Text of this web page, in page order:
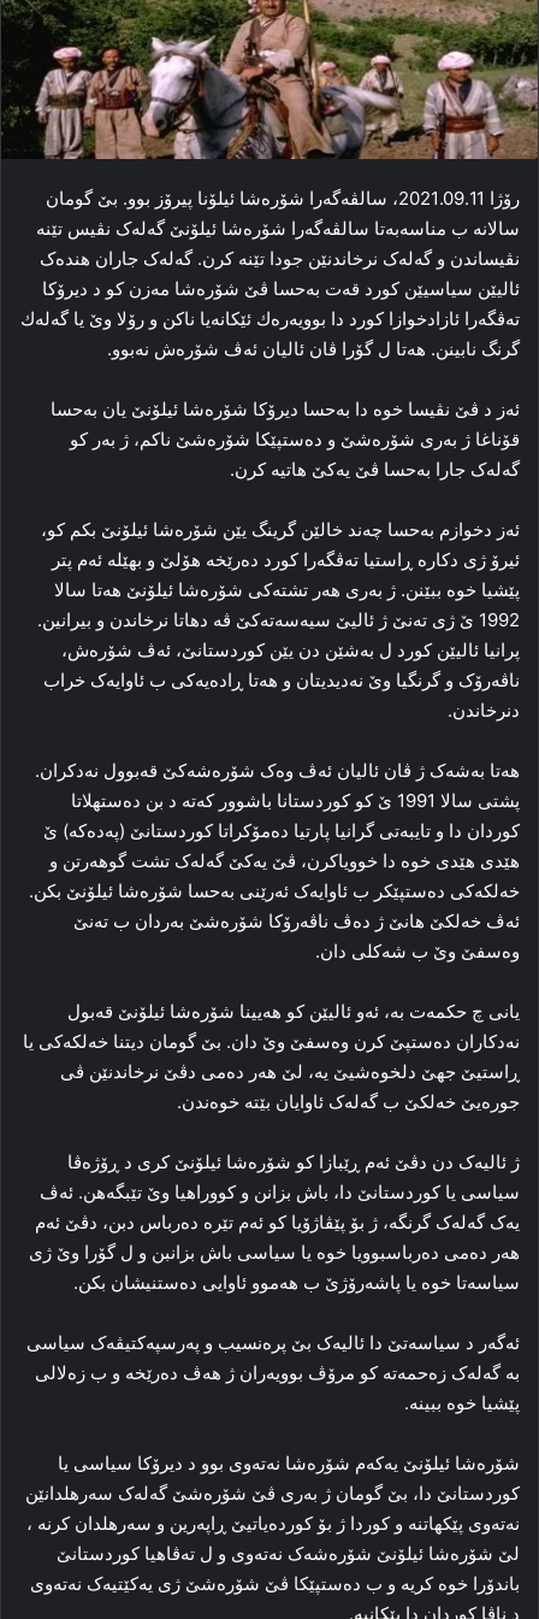
رۆژا 2021.09.11، سالڤه‌گه‌را شۆره‌شا ئیلۆنا پیرۆز بوو. بێ گومان
سالانه‌ ب مناسه‌به‌تا سالڤه‌گه‌را شۆره‌شا ئیلۆنێ گه‌له‌ک نڤیس تێنه‌
نڤیساندن و گه‌له‌ک نرخاندنێن جودا تێنه‌ کرن. گه‌له‌ک جاران هنده‌ک
ئالیێن سیاسیێن کورد قه‌ت به‌حسا ڤێ شۆره‌شا مەزن کو د دیرۆکا
ته‌ڤگه‌را ئازادخوازا کورد دا بوویەرەك ئێكانەیا ناكن و رۆلا وێ یا گەلەك
گرنگ نابینن. هه‌تا ل گۆرا ڤان ئالیان ئه‌ڤ شۆره‌ش نه‌بوو.
ئه‌ز د ڤێ نڤیسا خوه‌ دا به‌حسا دیرۆکا شۆره‌شا ئیلۆنێ یان به‌حسا
قۆناغا ژ به‌ری شۆره‌شێ و ده‌ستپێکا شۆره‌شێ ناکم، ژ به‌ر کو
گه‌له‌ک جارا به‌حسا ڤێ یه‌کێ هاتیه‌ کرن.
ئه‌ز دخوازم به‌حسا چه‌ند خالێن گرینگ یێن شۆره‌شا ئیلۆنێ بکم کو،
ئیرۆ ژی دکاره‌ ڕاستیا ته‌ڤگه‌را کورد ده‌رێخه‌ هۆلێ و بهێله‌ ئه‌م پتر
پێشیا خوه‌ ببێنن. ژ به‌ری هه‌ر تشته‌کی شۆره‌شا ئیلۆنێ هه‌تا سالا
1992 ێ ژی ته‌نێ ژ ئالیێ سیه‌سه‌ته‌کێ ڤه‌ دهاتا نرخاندن و بیرانین.
پرانیا ئالیێن کورد ل به‌شێن دن یێن کوردستانێ، ئه‌ڤ شۆره‌ش،
ناڤه‌رۆک و گرنگیا وێ نه‌دیدیتان و هه‌تا ڕاده‌یه‌کی ب ئاوایه‌ک خراب
دنرخاندن.
هه‌تا به‌شه‌ک ژ ڤان ئالیان ئه‌ڤ وه‌ک شۆره‌شه‌کێ قه‌بوول نه‌دکران.
پشتی سالا 1991 ێ کو کوردستانا باشوور که‌ته‌ د بن ده‌ستهلاتا
کوردان دا و تایبه‌تی گرانیا پارتیا دەمۆكراتا كوردستانێ (پەدەکە) ێ
هێدی هێدی خوه‌ دا خوویاکرن، ڤێ یه‌کێ گه‌له‌ک تشت گوهه‌رتن و
خه‌لکه‌کی ده‌ستپێکر ب ئاوایه‌ک ئه‌رێنی بەحسا شۆره‌شا ئیلۆنێ بکن.
ئه‌ڤ خه‌لکێ هانێ ژ ده‌ڤ ناڤه‌رۆکا شۆره‌شێ به‌ردان ب ته‌نێ
وه‌سفێ وێ ب شه‌کلی دان.
یانی چ حکمه‌ت به‌، ئه‌و ئالیێن کو هه‌یینا شۆره‌شا ئیلۆنێ قه‌بول
نه‌دکاران ده‌ستپێ کرن وه‌سفێ وێ دان. بێ گومان دیتنا خه‌لکه‌کی یا
ڕاستیێ جهێ دلخوه‌شیێ یه‌، لێ هه‌ر ده‌می دڤێ نرخاندنێن ڤی
جوره‌یێ خه‌لکێ ب گه‌له‌ک ئاوایان بێته‌ خوه‌ندن.
ژ ئالیه‌ک دن دڤێ ئه‌م ڕێبازا کو شۆره‌شا ئیلۆنێ کری د ڕۆژه‌ڤا
سیاسی یا کوردستانێ دا، باش بزانن و کووراهیا وێ تێبگەهن. ئه‌ڤ
یه‌ک گه‌له‌ک گرنگه‌، ژ بۆ پێڤاژۆیا کو ئه‌م تێره‌ ده‌رباس دبن، دڤێ ئه‌م
هه‌ر ده‌می ده‌رباسبوویا خوه‌ یا سیاسی باش بزانبن و ل گۆرا وێ ژی
سیاسه‌تا خوه‌ یا پاشه‌رۆژێ ب هه‌موو ئاوایی دەستنیشان بکن.
ئه‌گه‌ر د سیاسه‌تێ دا ئالیه‌ک بێ پره‌نسیب و په‌رسپه‌کتیڤه‌ک سیاسی
به‌ گه‌له‌ک زه‌حمه‌ته‌ کو مرۆڤ بوویه‌ران ژ هه‌ڤ ده‌رێخه‌ و ب زه‌لالی
پێشیا خوه‌ ببینه‌.
شۆره‌شا ئیلۆنێ یه‌که‌م شۆره‌شا نه‌ته‌وی بوو د دیرۆکا سیاسی یا
کوردستانێ دا، بێ گومان ژ به‌ری ڤێ شۆره‌شێ گه‌له‌ک سه‌رهلدانێن
نه‌ته‌وی پێکهاتنه‌ و کوردا ژ بۆ کورده‌یاتیێ ڕاپه‌رین و سه‌رهلدان کرنه‌ ،
لێ شۆره‌شا ئیلۆنێ شۆره‌شه‌ک نه‌ته‌وی و ل ته‌ڤاهیا کوردستانێ
باندۆرا خوه‌ کریه‌ و ب ده‌ستپێکا ڤێ شۆره‌شێ ژی یه‌کێتیه‌ک نه‌ته‌وی
د ناڤا کوردان دا پێکانیه‌.